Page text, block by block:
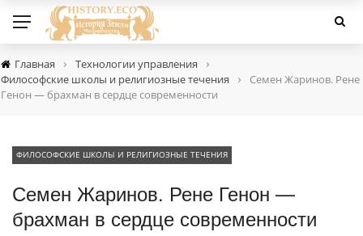
Главная › Технологии управления ›
Философские школы и религиозные течения ›
Семен Жаринов. Рене
Генон — брахман в сердце современности
ФИЛОСОФСКИЕ ШКОЛЫ И РЕЛИГИОЗНЫЕ ТЕЧЕНИЯ
Семен Жаринов. Рене Генон —
брахман в сердце современности